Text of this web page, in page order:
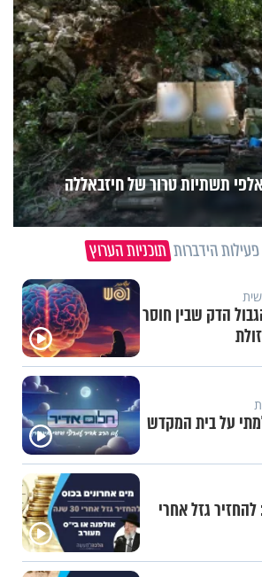
תשתיות טרור של חיזבאללה
פעילות הידברות תוכניות הערוץ
הדק שבין חוסר
על בית המקדש
גזל אחרי